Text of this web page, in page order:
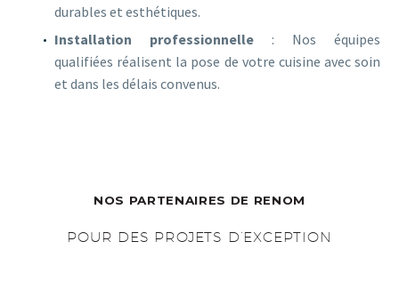
durables et esthétiques.
Installation professionnelle : Nos équipes
qualifiées réalisent la pose de votre cuisine avec soin
et dans les délais convenus.
NOS PARTENAIRES DE RENOM
POUR DES PROJETS D’EXCEPTION